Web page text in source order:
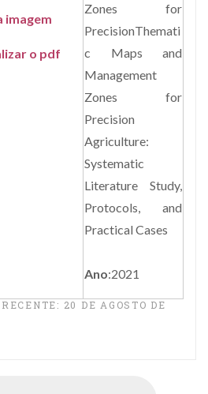
imagem
o pdf
Zones for
PrecisionThemati
c Maps and
Management
Zones for
Precision
Agriculture:
Systematic
Literature Study,
Protocols, and
Practical Cases
Ano:2021
20 DE AGOSTO DE